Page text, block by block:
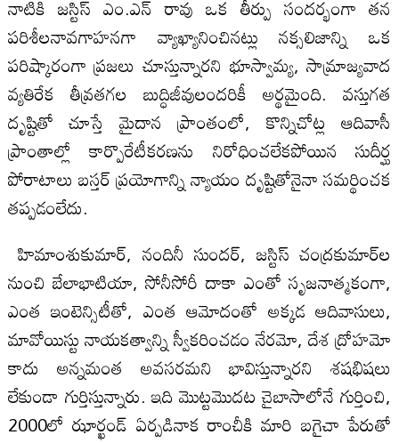
నాటికి జస్టిస్ ఎం.ఎన్ రావు ఒక తీర్పు సందర్భంగా తన
పరిశీలనావగాహనగా వ్యాఖ్యానించినట్లు నక్సలిజాన్ని ఒక
పరిష్కారంగా ప్రజలు చూస్తున్నారని భూస్వామ్య, సామ్రాజ్యవాద
వ్యతిరేక తీవ్రతగల బుద్ధిజీవులందరికీ అర్థమైంది. వస్తుగత
దృష్టితో చూస్తే మైదాన ప్రాంతంలో, కొన్నిచోట్ల ఆదివాసీ
ప్రాంతాల్లో కార్పొరేటీకరణను నిరోధించలేకపోయిన సుదీర్ఘ
పోరాటాలు బస్తర్ ప్రయోగాన్ని న్యాయం దృష్టితోనైనా సమర్థించక
తప్పడంలేదు.
హిమాంశుకుమార్, నందినీ సుందర్, జస్టిస్ చంద్రకుమార్‌ల
నుంచి బేలాభాటియా, సోనీసోరీ దాకా ఎంతో సృజనాత్మకంగా,
ఎంత ఇంటెన్సిటీతో, ఎంత ఆమోదంతో అక్కడ ఆదివాసులు,
మావోయిస్టు నాయకత్వాన్ని స్వీకరించడం నేరమో, దేశ ద్రోహమో
కాదు అన్నమంత అవసరమని భావిస్తున్నారని శషభిషలు
లేకుండా గుర్తిస్తున్నారు. ఇది మొట్టమొదట చైబాసాలోనే గుర్తించి,
2000లో ఝార్ఖండ్ ఏర్పడినాక రాంచీకి మారి బగైచా పేరుతో